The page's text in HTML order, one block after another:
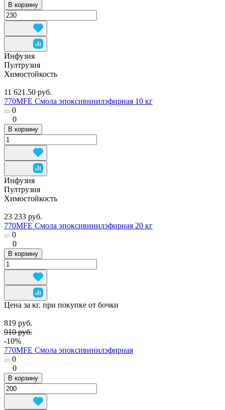
В корзину
Инфузия
Пултрузия
Химостойкость
11 621.50 руб.
770MFE Смола эпоксивинилэфирная 10 кг
0
0
В корзину
Инфузия
Пултрузия
Химостойкость
23 233 руб.
770MFE Смола эпоксивинилэфирная 20 кг
0
0
В корзину
Цена за кг. при покупке от бочки
819 руб.
910 руб.
-10%
770MFE Смола эпоксивинилэфирная
0
0
В корзину